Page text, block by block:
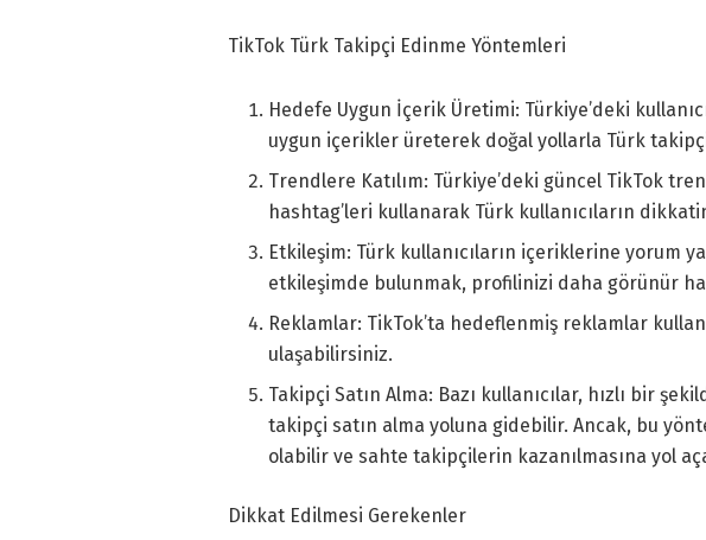
TikTok Türk Takipçi Edinme Yöntemleri
Hedefe Uygun İçerik Üretimi: Türkiye’deki
uygun içerikler üreterek doğal yollarla Türk
Trendlere Katılım: Türkiye’deki güncel TikTok
hashtag’leri kullanarak Türk kullanıcıların
Etkileşim: Türk kullanıcıların içeriklerine yorum
etkileşimde bulunmak, profilinizi daha görünür
Reklamlar: TikTok’ta hedeflenmiş reklamlar
ulaşabilirsiniz.
Takipçi Satın Alma: Bazı kullanıcılar, hızlı bir
takipçi satın alma yoluna gidebilir. Ancak, bu
olabilir ve sahte takipçilerin kazanılmasına yol
Dikkat Edilmesi Gerekenler